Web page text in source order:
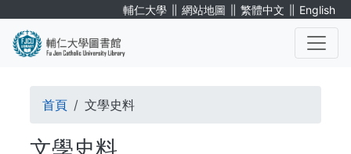
輔仁大學 ∥ 網站地圖 ∥ 繁體中文 ∥ English
導
航
首頁 文學史料
文學史料